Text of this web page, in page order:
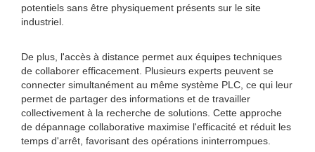
potentiels sans être physiquement présents sur le site
industriel.
De plus, l'accès à distance permet aux équipes techniques
de collaborer efficacement. Plusieurs experts peuvent se
connecter simultanément au même système PLC, ce qui leur
permet de partager des informations et de travailler
collectivement à la recherche de solutions. Cette approche
de dépannage collaborative maximise l'efficacité et réduit les
temps d'arrêt, favorisant des opérations ininterrompues.